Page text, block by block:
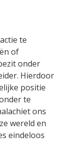
te
of
onder
Hierdoor
positie
te
ons
wereld en
eindeloos